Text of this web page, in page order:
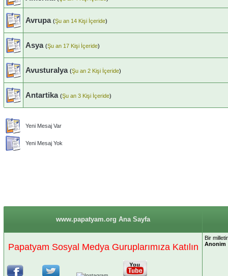
Avrupa (Şu an 14 Kişi İçeride)
Asya (Şu an 17 Kişi İçeride)
Avusturalya (Şu an 2 Kişi İçeride)
Antartika (Şu an 3 Kişi İçeride)
Yeni Mesaj Var
Yeni Mesaj Yok
www.papatyam.org Ana Sayfa
Papatyam Sosyal Medya Guruplarımıza Katılın
Bir
Anonim